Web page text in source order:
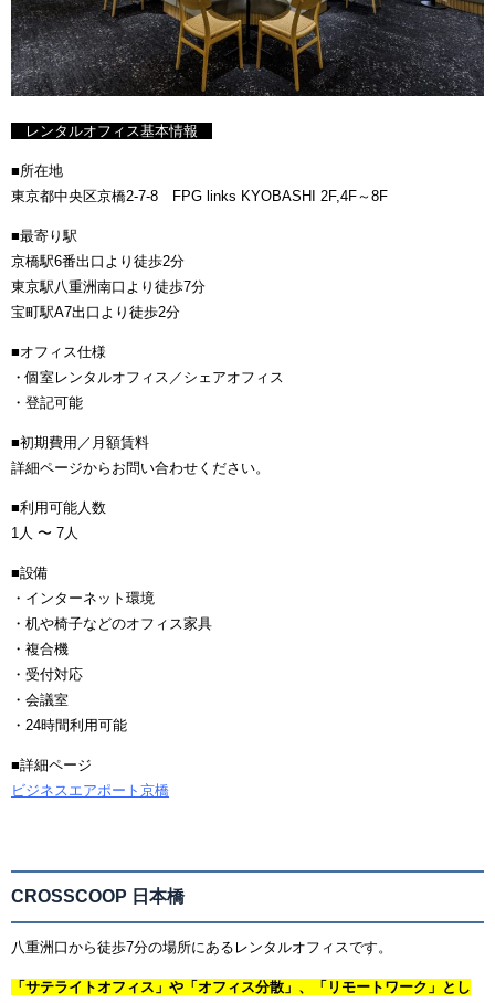
レンタルオフィス基本情報
■所在地
東京都中央区京橋2-7-8 FPG links KYOBASHI 2F,4F～8F
■最寄り駅
京橋駅6番出口より徒歩2分
東京駅八重洲南口より徒歩7分
宝町駅A7出口より徒歩2分
■オフィス仕様
・個室レンタルオフィス／シェアオフィス
・登記可能
■初期費用／月額賃料
詳細ページからお問い合わせください。
■利用可能人数
1人 〜 7人
■設備
・インターネット環境
・机や椅子などのオフィス家具
・複合機
・受付対応
・会議室
・24時間利用可能
■詳細ページ
ビジネスエアポート京橋
CROSSCOOP 日本橋
八重洲口から徒歩7分の場所にあるレンタルオフィスです。
「サテライトオフィス」や「オフィス分散」、「リモートワーク」とし